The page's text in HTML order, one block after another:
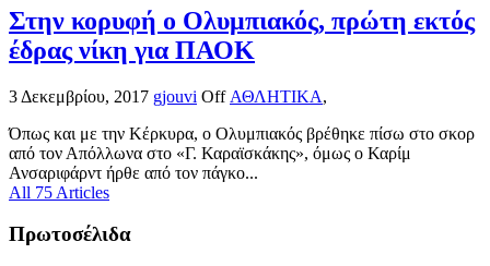
Στην κορυφή ο Ολυμπιακός, πρώτη εκτός
έδρας νίκη για ΠΑΟΚ
3 Δεκεμβρίου, 2017 gjouvi Off ΑΘΛΗΤΙΚΑ,
Όπως και με την Κέρκυρα, ο Ολυμπιακός βρέθηκε πίσω στο σκορ
από τον Απόλλωνα στο «Γ. Καραϊσκάκης», όμως ο Καρίμ
Ανσαριφάρντ ήρθε από τον πάγκο...
All 75 Articles
Πρωτοσέλιδα